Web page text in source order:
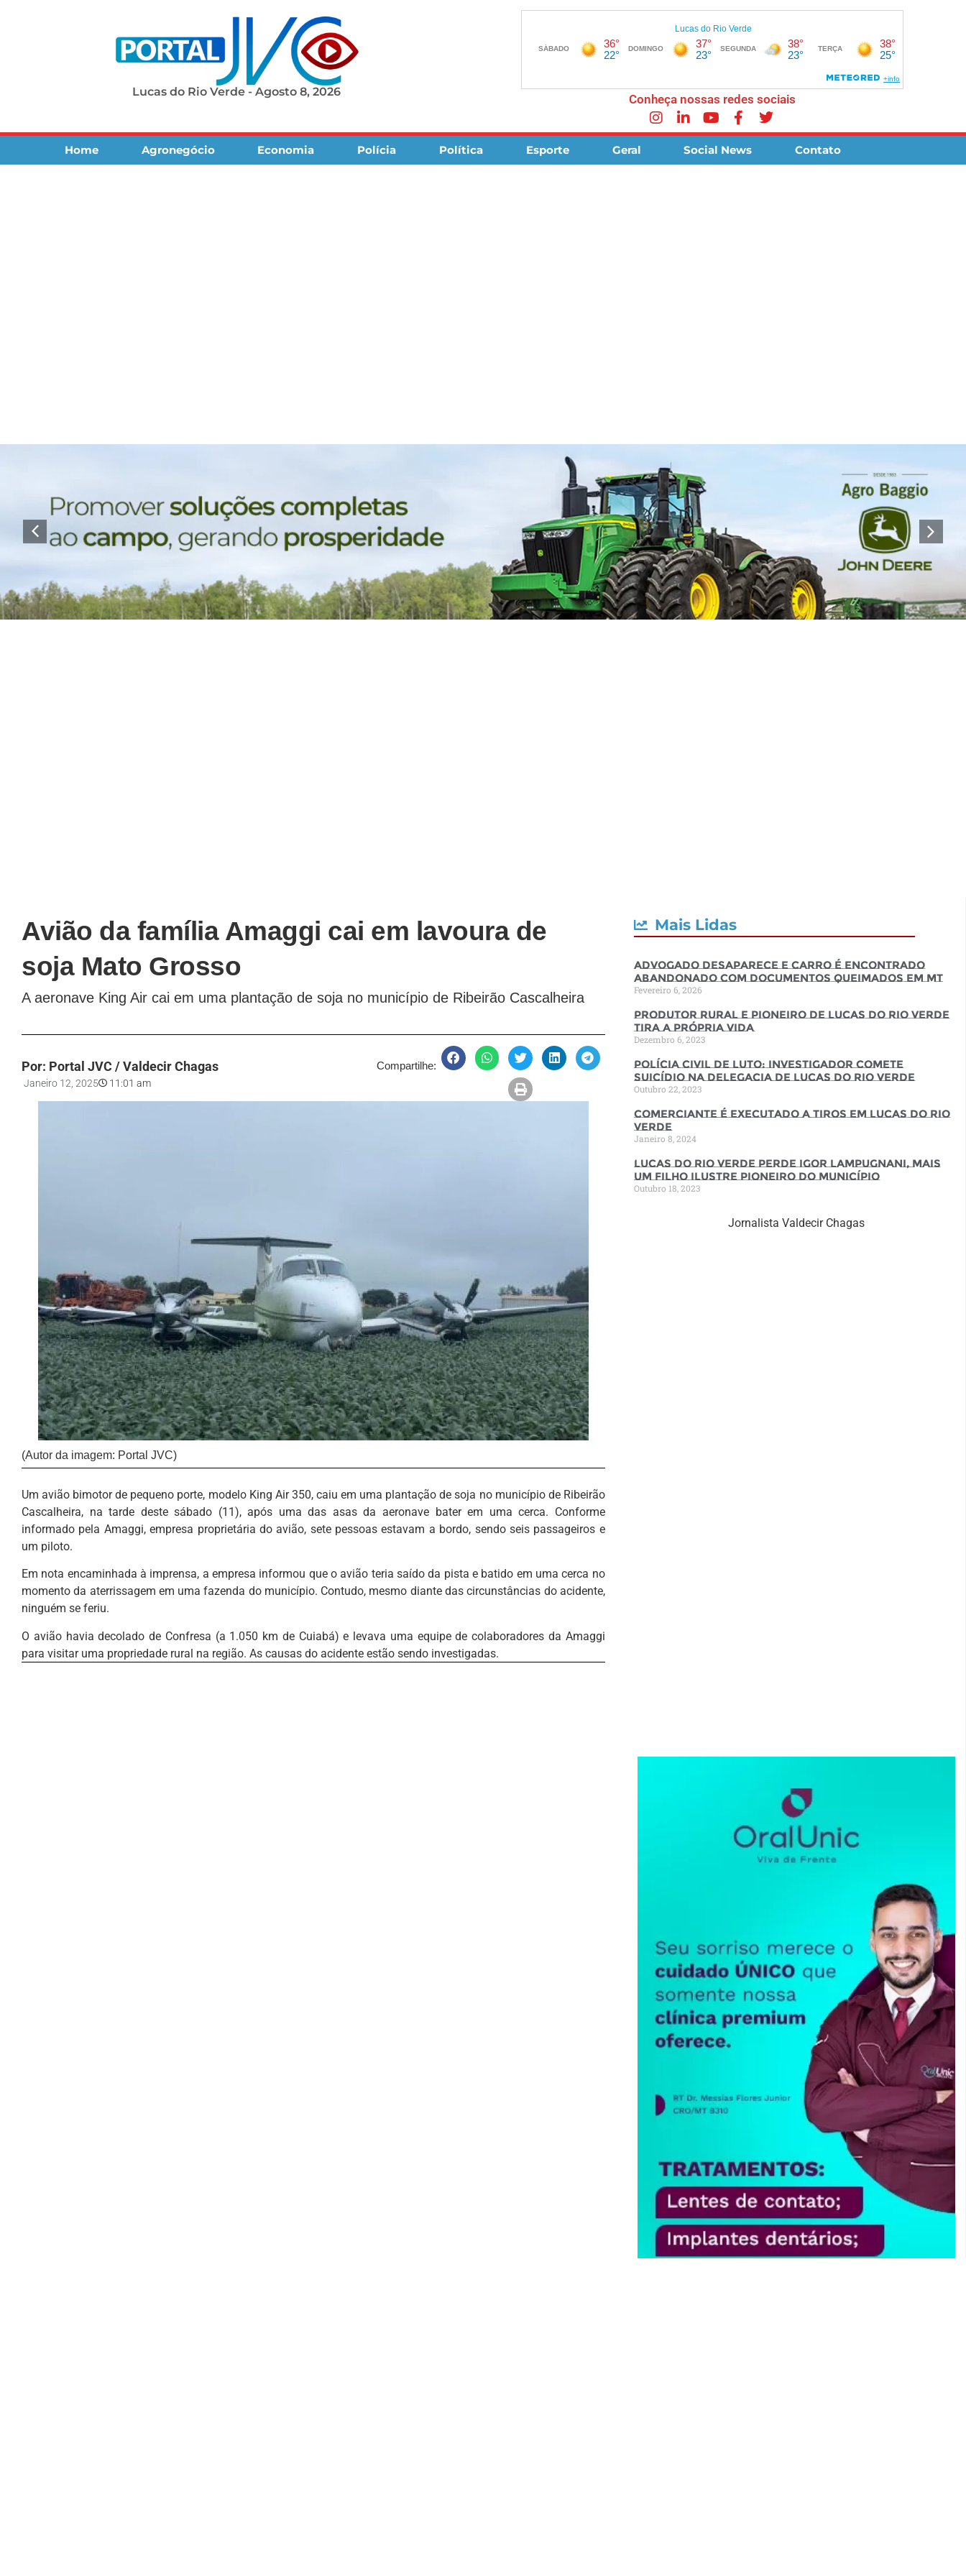
Lucas do Rio Verde - Agosto 8, 2026
Conheça nossas redes sociais
Home Agronegócio Economia Polícia Política Esporte Geral Social News Contato
Avião da família Amaggi cai em lavoura de
soja Mato Grosso
A aeronave King Air cai em uma plantação de soja no município de Ribeirão Cascalheira
Por: Portal JVC / Valdecir Chagas
Janeiro 12, 2025 11:01 am
Compartilhe:
(Autor da imagem: Portal JVC)
Um avião bimotor de pequeno porte, modelo King Air 350, caiu em uma plantação de soja no município de Ribeirão
Cascalheira, na tarde deste sábado (11), após uma das asas da aeronave bater em uma cerca. Conforme
informado pela Amaggi, empresa proprietária do avião, sete pessoas estavam a bordo, sendo seis passageiros e
um piloto.
Em nota encaminhada à imprensa, a empresa informou que o avião teria saído da pista e batido em uma cerca no
momento da aterrissagem em uma fazenda do município. Contudo, mesmo diante das circunstâncias do acidente,
ninguém se feriu.
O avião havia decolado de Confresa (a 1.050 km de Cuiabá) e levava uma equipe de colaboradores da Amaggi
para visitar uma propriedade rural na região. As causas do acidente estão sendo investigadas.
Mais Lidas
Advogado desaparece e carro é encontrado
abandonado com documentos queimados em MT
Fevereiro 6, 2026
Produtor rural e pioneiro de Lucas do Rio Verde
tira a própria vida
Dezembro 6, 2023
Polícia Civil de luto: Investigador comete
suicídio na Delegacia de Lucas do Rio Verde
Outubro 22, 2023
Comerciante é executado a tiros em Lucas do Rio
Verde
Janeiro 8, 2024
Lucas do Rio Verde perde Igor Lampugnani, mais
um filho ilustre pioneiro do município
Outubro 18, 2023
Jornalista Valdecir Chagas